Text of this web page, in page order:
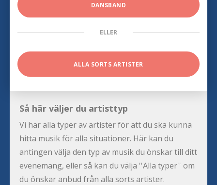
DANSBAND
ELLER
ALLA SORTS ARTISTER
Så här väljer du artisttyp
Vi har alla typer av artister för att du ska kunna
hitta musik för alla situationer. Här kan du
antingen välja den typ av musik du önskar till ditt
evenemang, eller så kan du välja ''Alla typer'' om
du önskar anbud från alla sorts artister.